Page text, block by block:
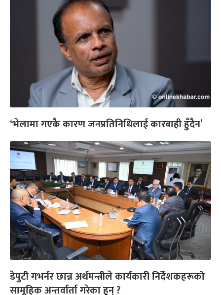
‘भेलामा गएकै कारण जनप्रतिनिधिलाई कारबाही हुँदैन’
डेपुटी गभर्नर छान्न अर्थमन्त्रीले कार्यकारी निर्देशकहरूको
सामूहिक अन्तर्वार्ता गरेका हुन् ?